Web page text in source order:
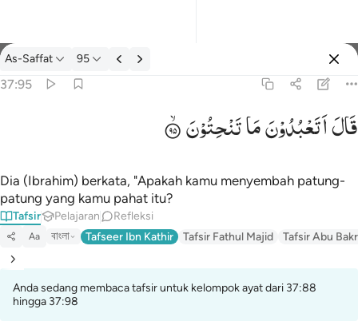
tafsir: As-Saffat 37:95
As-Saffat 95
37:95
قَالَاَتَعْبُدُوْنَمَاتَنْحِتُوْنَ
Dia (Ibrahim) berkata, "Apakah kamu menyembah patung-
patung yang kamu pahat itu?
Tafsir Pelajaran Refleksi
Aa বাংলা Tafseer Ibn Kathir Tafsir Fathul Majid Tafsir Abu
Anda sedang membaca tafsir untuk kelompok ayat dari 37:88
hingga 37:98